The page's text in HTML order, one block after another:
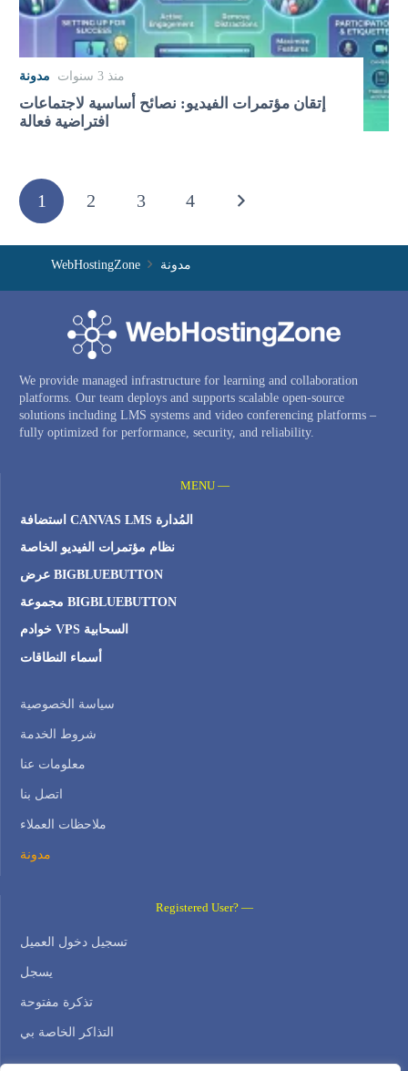
مدونة منذ 3 سنوات
إتقان مؤتمرات الفيديو: نصائح أساسية لاجتماعات
افتراضية فعالة
1 2 3 4
WebHostingZone مدونة
We provide managed infrastructure for learning and collaboration
platforms. Our team deploys and supports scalable open-source
solutions including LMS systems and video conferencing platforms –
fully optimized for performance, security, and reliability.
MENU —
استضافة CANVAS LMS المُدارة
نظام مؤتمرات الفيديو الخاصة
عرض BIGBLUEBUTTON
مجموعة BIGBLUEBUTTON
خوادم VPS السحابية
أسماء النطاقات
سياسة الخصوصية
شروط الخدمة
معلومات عنا
اتصل بنا
ملاحظات العملاء
مدونة
Registered User? —
تسجيل دخول العميل
يسجل
تذكرة مفتوحة
التذاكر الخاصة بي